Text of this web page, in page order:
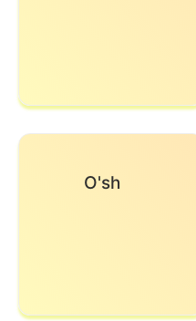
O'sh